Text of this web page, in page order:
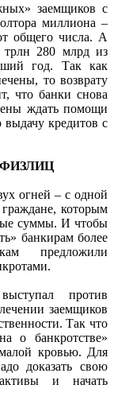
заемщиков с
миллиона –
общего числа. А
трлн 280 млрд из
год. Так как
то возврату
что банки снова
ждать помощи
выдачу кредитов с
огней – с одной
которым
суммы. И чтобы
банкирам более
предложили
против
заемщиков
Так что
о банкротстве»
кровью. Для
доказать свою
активы и начать